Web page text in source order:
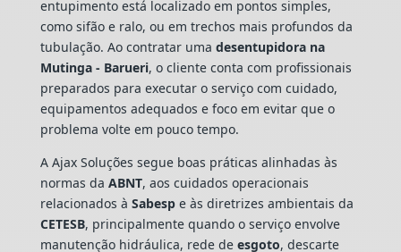
entupimento está localizado em pontos simples,
como sifão e ralo, ou em trechos mais profundos da
tubulação. Ao contratar uma desentupidora na
Mutinga - Barueri, o cliente conta com profissionais
preparados para executar o serviço com cuidado,
equipamentos adequados e foco em evitar que o
problema volte em pouco tempo.
A Ajax Soluções segue boas práticas alinhadas às
normas da ABNT, aos cuidados operacionais
relacionados à Sabespe às diretrizes ambientais da
CETESB, principalmente quando o serviço envolve
manutenção hidráulica, rede de esgoto, descarte